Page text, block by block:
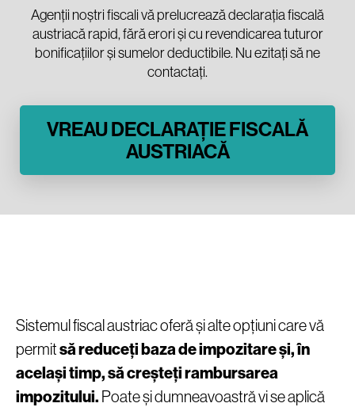
Agenții noștri fiscali vă prelucrează declarația fiscală
austriacă rapid, fără erori și cu revendicarea tuturor
bonificațiilor și sumelor deductibile. Nu ezitați să ne
contactați.
VREAU DECLARAȚIE FISCALĂ
AUSTRIACĂ
Sistemul fiscal austriac oferă și alte opțiuni care vă
permitsă reduceți baza de impozitare și, în
același timp, să creșteți rambursarea
impozitului. Poate și dumneavoastră vi se aplică